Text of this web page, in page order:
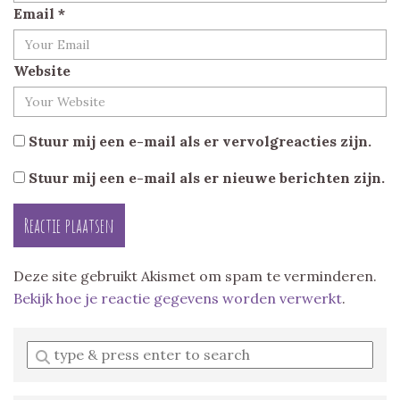
Email *
Website
Stuur mij een e-mail als er vervolgreacties zijn.
Stuur mij een e-mail als er nieuwe berichten zijn.
Deze site gebruikt Akismet om spam te verminderen.
Bekijk hoe je reactie gegevens worden verwerkt.
Enter
a